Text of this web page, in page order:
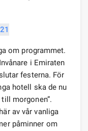
om programmet.
i Emiraten
festerna. För
hotell ska de nu
morgonen”.
av vår vanliga
påminner om